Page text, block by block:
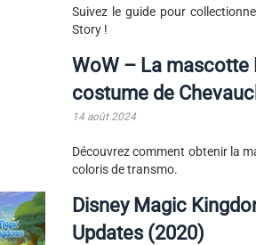
Suivez le guide pour
Story !
WoW – La mascotte
costume de
14 août 2024
Découvrez comment obtenir la
coloris de transmo.
Disney Magic
Updates (2020)